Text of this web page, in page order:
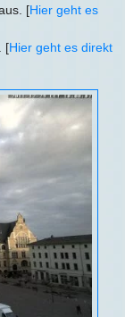
[Hier geht es
[Hier geht es direkt